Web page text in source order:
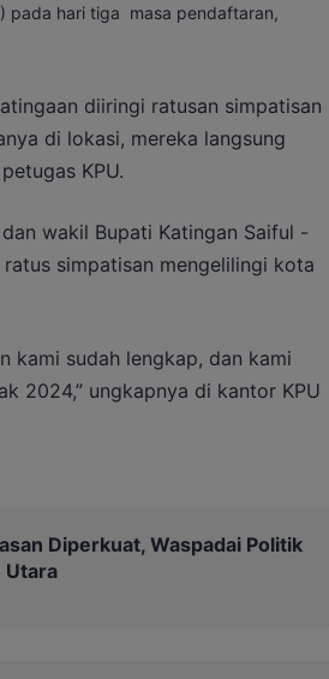
pada hari tiga masa pendaftaran,
diiringi ratusan simpatisan
di lokasi, mereka langsung
KPU.
wakil Bupati Katingan Saiful -
simpatisan mengelilingi kota
kami sudah lengkap, dan kami
2024,” ungkapnya di kantor KPU
Diperkuat, Waspadai Politik
Utara